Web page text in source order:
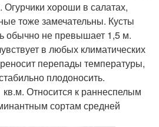
Огурчики хороши в салатах,
тоже замечательны. Кусты
обычно не превышает 1,5 м.
в любых климатических
перепады температуры,
плодоносить.
кв.м. Относится к раннеспелым
сортам средней